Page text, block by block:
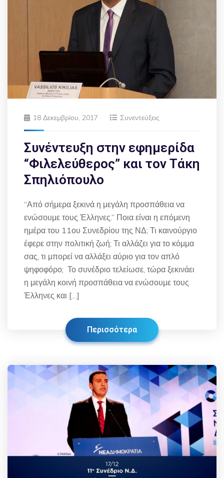
18 Δεκεμβρίου, 2017 Συνεντεύξεις
Συνέντευξη στην εφημερίδα
“Φιλελεύθερος” και τον Τάκη
Σπηλιόπουλο
“Από σήμερα ξεκινά η μεγάλη προσπάθεια να
ενώσουμε τους Έλληνες.” Ποια είναι η επόμενη
ημέρα του 11ου Συνεδρίου της ΝΔ; Τι καινούργιο
έφερε στην πολιτική ζωή; Τι αλλάζει για το κόμμα
σας, τι μπορεί να αλλάξει αύριο για τον απλό
ψηφοφόρο; Το συνέδριο τελείωσε, τώρα ξεκινάει
η μεγάλη κοινή προσπάθεια να ενώσουμε τους
Έλληνες και […]
Περισσότερα